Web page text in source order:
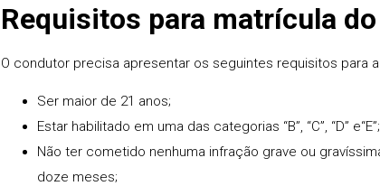
Requisitos para matrícula
O condutor precisa apresentar os seguintes requisitos para
Ser maior de 21 anos;
Estar habilitado em uma das categorias “B”, “C”, “D” e“E”;
Não ter cometido nenhuma infração grave ou
doze meses;